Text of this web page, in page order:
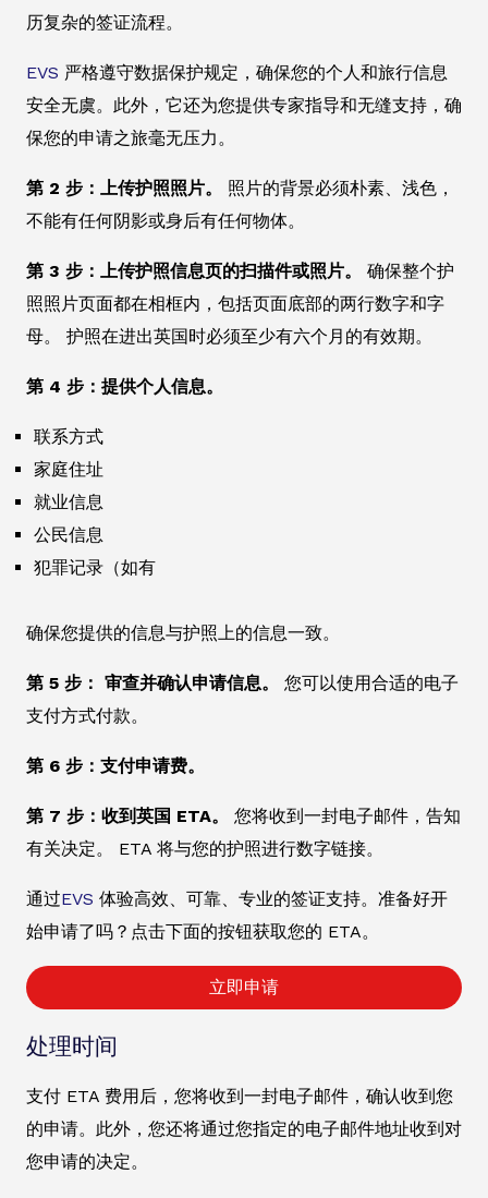
历复杂的签证流程。
EVS 严格遵守数据保护规定，确保您的个人和旅行信息
安全无虞。此外，它还为您提供专家指导和无缝支持，确
保您的申请之旅毫无压力。
第 2 步：上传护照照片。 照片的背景必须朴素、浅色，
不能有任何阴影或身后有任何物体。
第 3 步：上传护照信息页的扫描件或照片。
确保整个护
照照片页面都在相框内，包括页面底部的两行数字和字
母。 护照在进出英国时必须至少有六个月的有效期。
第 4 步：提供个人信息。
联系方式
家庭住址
就业信息
公民信息
犯罪记录（如有
确保您提供的信息与护照上的信息一致。
第 5 步： 审查并确认申请信息。 您可以使用合适的电子
支付方式付款。
第 6 步：支付申请费。
第 7 步：收到英国 ETA。
您将收到一封电子邮件，告知
有关决定。 ETA 将与您的护照进行数字链接。
通过EVS 体验高效、可靠、专业的签证支持。准备好开
始申请了吗？点击下面的按钮获取您的 ETA。
立即申请
处理时间
支付 ETA 费用后，您将收到一封电子邮件，确认收到您
的申请。此外，您还将通过您指定的电子邮件地址收到对
您申请的决定。